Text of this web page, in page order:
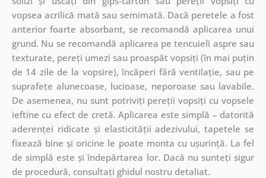
vopsea acrilică mată sau semimată. Dacă peretele a fost
anterior foarte absorbant, se recomandă aplicarea unui
grund. Nu se recomandă aplicarea pe tencuieli aspre sau
texturate, pereți umezi sau proaspăt vopsiți (în mai puțin
de 14 zile de la vopsire), încăperi fără ventilație, sau pe
suprafețe alunecoase, lucioase, neporoase sau lavabile.
De asemenea, nu sunt potriviți pereții vopsiți cu vopsele
ieftine cu efect de cretă. Aplicarea este simplă – datorită
aderenței ridicate și elasticității adezivului, tapetele se
fixează bine și oricine le poate monta cu ușurință. La fel
de simplă este și îndepărtarea lor. Dacă nu sunteți sigur
de procedură, consultați ghidul nostru detaliat.